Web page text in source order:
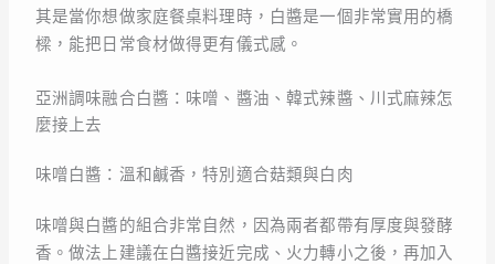
其是當你想做家庭餐桌料理時，白醬是一個非常實用的橋
樑，能把日常食材做得更有儀式感。
亞洲調味融合白醬：味噌、醬油、韓式辣醬、川式麻辣怎
麼接上去
味噌白醬：溫和鹹香，特別適合菇類與白肉
味噌與白醬的組合非常自然，因為兩者都帶有厚度與發酵
香。做法上建議在白醬接近完成、火力轉小之後，再加入